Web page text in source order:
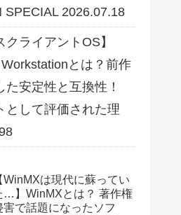
SPECIAL 2026.07.18
ライアントOS】
とは？前作
安定性と互換性！
として評価された理
WinMXは現代に蘇ってい
…】WinMXとは？ 著作権
害で話題になったソフ